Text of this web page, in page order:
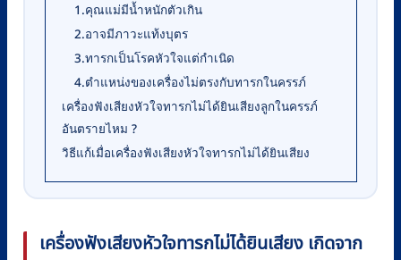
1.คุณแม่มีน้ำหนักตัวเกิน
2.อาจมีภาวะแท้งบุตร
3.ทารกเป็นโรคหัวใจแต่กำเนิด
4.ตำแหน่งของเครื่องไม่ตรงกับทารกในครรภ์
เครื่องฟังเสียงหัวใจทารกไม่ได้ยินเสียงลูกในครรภ์
อันตรายไหม ?
วิธีแก้เมื่อเครื่องฟังเสียงหัวใจทารกไม่ได้ยินเสียง
เครื่องฟังเสียงหัวใจทารกไม่ได้ยินเสียง เกิดจาก